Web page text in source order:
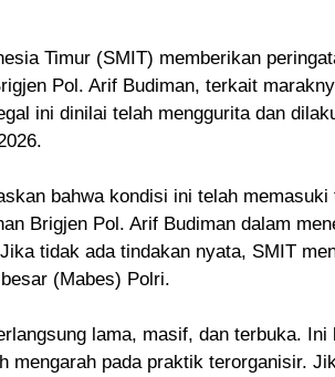
Timur (SMIT) memberikan
Pol. Arif Budiman, terkait
ini dinilai telah menggurita dan
bahwa kondisi ini telah
Brigjen Pol. Arif Budiman dalam
tidak ada tindakan nyata, SMIT
(Mabes) Polri.
lama, masif, dan terbuka. Ini
mengarah pada praktik terorganisir.